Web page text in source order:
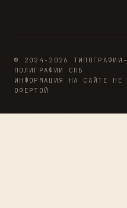
© 2024-2026
ПОЛИГРАФИИ СПБ
ИНФОРМАЦИЯ НА САЙТЕ НЕ
ОФЕРТОЙ